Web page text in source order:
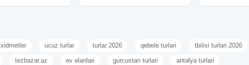
paketdə) • Çay
xidmetler ucuz turlar turlar 2026 qebele turlari tbilisi turlari 2026
tezbazar.az ev elanlari gurcustan turlari antalya turlari